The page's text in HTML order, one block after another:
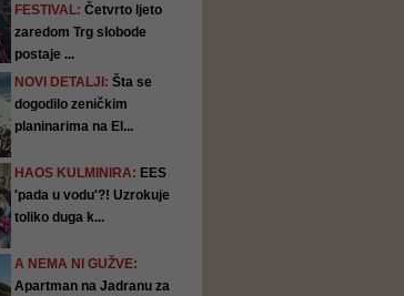
FESTIVAL: Četvrto ljeto
zaredom Trg slobode
postaje ...
NOVI DETALJI: Šta se
dogodilo zeničkim
planinarima na El...
HAOS KULMINIRA: EES
'pada u vodu'?! Uzrokuje
toliko duga k...
A NEMA NI GUŽVE:
Apartman na Jadranu za